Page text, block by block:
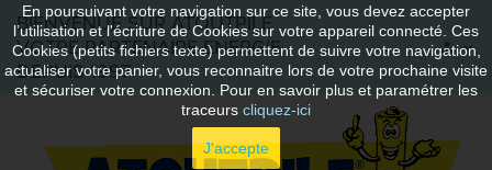
En poursuivant votre navigation sur ce site, vous devez accepter
l’utilisation et l'écriture de Cookies sur votre appareil connecté. Ces
Cookies (petits fichiers texte) permettent de suivre votre navigation,
actualiser votre panier, vous reconnaitre lors de votre prochaine visite
et sécuriser votre connexion. Pour en savoir plus et paramétrer les
traceurs cliquez-ici
J'accepte
BIENVENUE SUR ATOUTPILE
VOTRE PARTENAIRE ENERGIE
DEPUIS 1997